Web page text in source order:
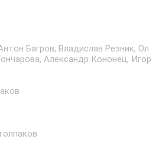
Багров, Владислав Резник, Ол
Александр Кононец, Игор